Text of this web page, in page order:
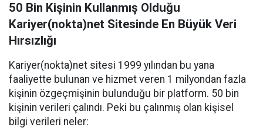
50 Bin Kişinin Kullanmış Olduğu
Kariyer(nokta)net Sitesinde En Büyük Veri
Hırsızlığı
Kariyer(nokta)net sitesi 1999 yılından bu yana
faaliyette bulunan ve hizmet veren 1 milyondan fazla
kişinin özgeçmişinin bulunduğu bir platform. 50 bin
kişinin verileri çalındı. Peki bu çalınmış olan kişisel
bilgi verileri neler: